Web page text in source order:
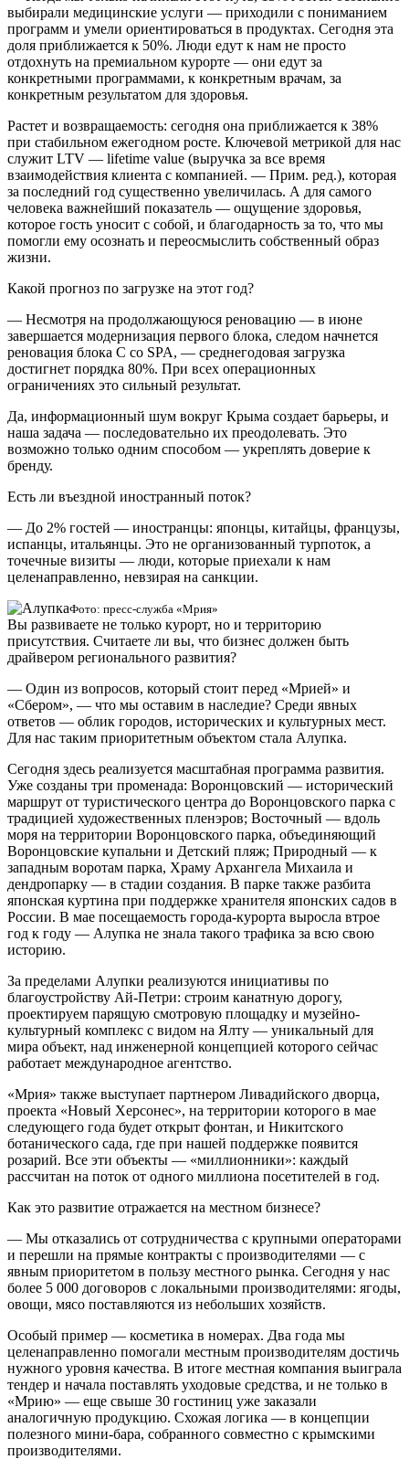
выбирали медицинские услуги — приходили с пониманием
программ и умели ориентироваться в продуктах. Сегодня эта
доля приближается к 50%. Люди едут к нам не просто
отдохнуть на премиальном курорте — они едут за
конкретными программами, к конкретным врачам, за
конкретным результатом для здоровья.
Растет и возвращаемость: сегодня она приближается к 38%
при стабильном ежегодном росте. Ключевой метрикой для нас
служит LTV — lifetime value (выручка за все время
взаимодействия клиента с компанией. — Прим. ред.), которая
за последний год существенно увеличилась. А для самого
человека важнейший показатель — ощущение здоровья,
которое гость уносит с собой, и благодарность за то, что мы
помогли ему осознать и переосмыслить собственный образ
жизни.
Какой прогноз по загрузке на этот год?
— Несмотря на продолжающуюся реновацию — в июне
завершается модернизация первого блока, следом начнется
реновация блока C со SPA, — среднегодовая загрузка
достигнет порядка 80%. При всех операционных
ограничениях это сильный результат.
Да, информационный шум вокруг Крыма создает барьеры, и
наша задача — последовательно их преодолевать. Это
возможно только одним способом — укреплять доверие к
бренду.
Есть ли въездной иностранный поток?
— До 2% гостей — иностранцы: японцы, китайцы, французы,
испанцы, итальянцы. Это не организованный турпоток, а
точечные визиты — люди, которые приехали к нам
целенаправленно, невзирая на санкции.
Фото: пресс-служба «Мрия»
Вы развиваете не только курорт, но и территорию
присутствия. Считаете ли вы, что бизнес должен быть
драйвером регионального развития?
— Один из вопросов, который стоит перед «Мрией» и
«Сбером», — что мы оставим в наследие? Среди явных
ответов — облик городов, исторических и культурных мест.
Для нас таким приоритетным объектом стала Алупка.
Сегодня здесь реализуется масштабная программа развития.
Уже созданы три променада: Воронцовский — исторический
маршрут от туристического центра до Воронцовского парка с
традицией художественных пленэров; Восточный — вдоль
моря на территории Воронцовского парка, объединяющий
Воронцовские купальни и Детский пляж; Природный — к
западным воротам парка, Храму Архангела Михаила и
дендропарку — в стадии создания. В парке также разбита
японская куртина при поддержке хранителя японских садов в
России. В мае посещаемость города-курорта выросла втрое
год к году — Алупка не знала такого трафика за всю свою
историю.
За пределами Алупки реализуются инициативы по
благоустройству Ай-Петри: строим канатную дорогу,
проектируем парящую смотровую площадку и музейно-
культурный комплекс с видом на Ялту — уникальный для
мира объект, над инженерной концепцией которого сейчас
работает международное агентство.
«Мрия» также выступает партнером Ливадийского дворца,
проекта «Новый Херсонес», на территории которого в мае
следующего года будет открыт фонтан, и Никитского
ботанического сада, где при нашей поддержке появится
розарий. Все эти объекты — «миллионники»: каждый
рассчитан на поток от одного миллиона посетителей в год.
Как это развитие отражается на местном бизнесе?
— Мы отказались от сотрудничества с крупными операторами
и перешли на прямые контракты с производителями — с
явным приоритетом в пользу местного рынка. Сегодня у нас
более 5 000 договоров с локальными производителями: ягоды,
овощи, мясо поставляются из небольших хозяйств.
Особый пример — косметика в номерах. Два года мы
целенаправленно помогали местным производителям достичь
нужного уровня качества. В итоге местная компания выиграла
тендер и начала поставлять уходовые средства, и не только в
«Мрию» — еще свыше 30 гостиниц уже заказали
аналогичную продукцию. Схожая логика — в концепции
полезного мини-бара, собранного совместно с крымскими
производителями.